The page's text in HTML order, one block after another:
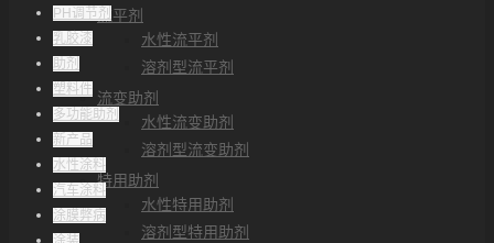
流平剂
水性流平剂
溶剂型流平剂
流变助剂
水性流变助剂
溶剂型流变助剂
特用助剂
水性特用助剂
溶剂型特用助剂
PH调节剂
乳胶漆
助剂
塑料件
多功能助剂
新产品
水性涂料
汽车涂料
涂膜弊病